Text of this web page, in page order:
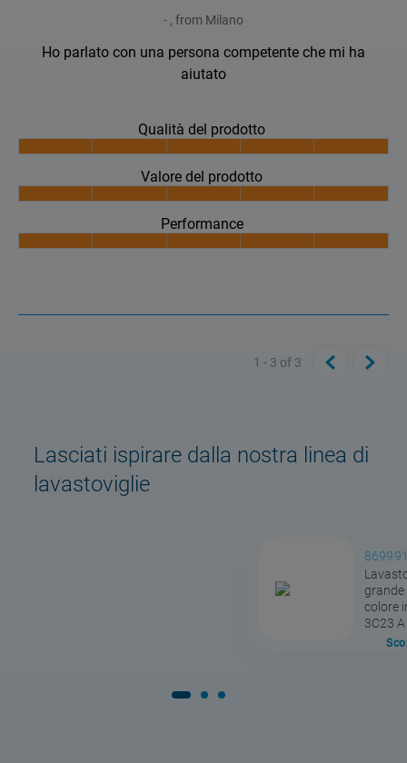
- , from Milano
Ho parlato con una persona competente che mi ha
aiutato
Qualità del prodotto
Valore del prodotto
Performance
1 - 3 of 3
Lasciati ispirare dalla nostra linea di
lavastoviglie
grande
colore
3C23 A